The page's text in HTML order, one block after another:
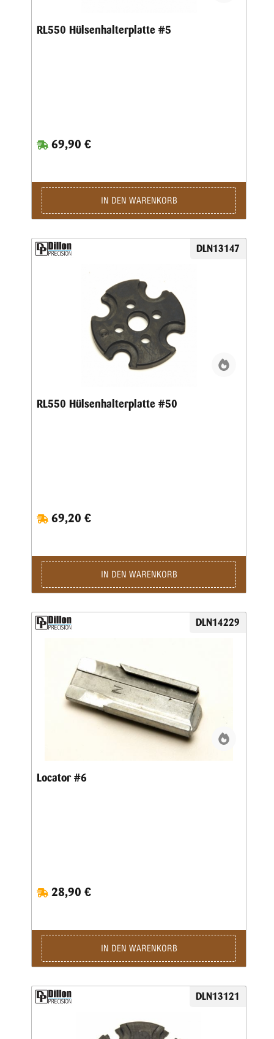
RL550 Hülsenhalterplatte #5
69,90 €
IN DEN WARENKORB
DLN13147
RL550 Hülsenhalterplatte #50
69,20 €
IN DEN WARENKORB
DLN14229
Locator #6
28,90 €
IN DEN WARENKORB
DLN13121